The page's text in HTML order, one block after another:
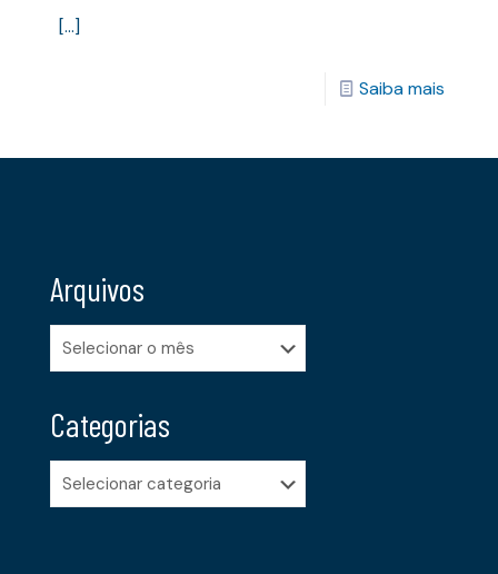
[…]
Saiba mais
Arquivos
Arquivos
Categorias
Categorias